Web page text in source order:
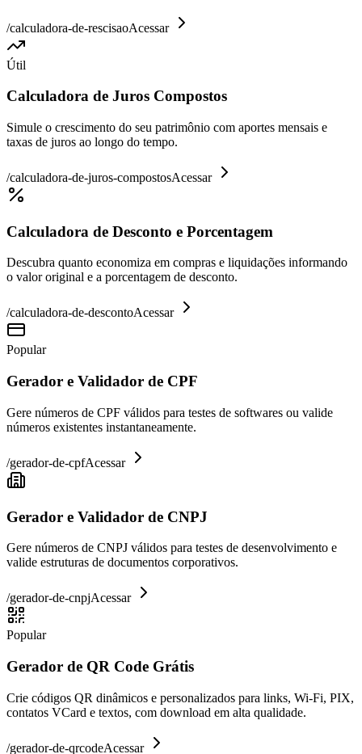
/calculadora-de-rescisaoAcessar
Útil
Calculadora de Juros Compostos
Simule o crescimento do seu patrimônio com aportes mensais e
taxas de juros ao longo do tempo.
/calculadora-de-juros-compostosAcessar
Calculadora de Desconto e Porcentagem
Descubra quanto economiza em compras e liquidações informando
o valor original e a porcentagem de desconto.
/calculadora-de-descontoAcessar
Popular
Gerador e Validador de CPF
Gere números de CPF válidos para testes de softwares ou valide
números existentes instantaneamente.
/gerador-de-cpfAcessar
Gerador e Validador de CNPJ
Gere números de CNPJ válidos para testes de desenvolvimento e
valide estruturas de documentos corporativos.
/gerador-de-cnpjAcessar
Popular
Gerador de QR Code Grátis
Crie códigos QR dinâmicos e personalizados para links, Wi-Fi, PIX,
contatos VCard e textos, com download em alta qualidade.
/gerador-de-qrcodeAcessar